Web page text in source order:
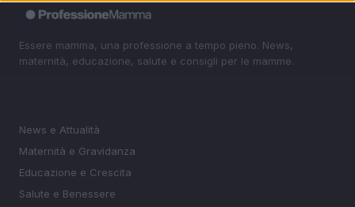
Essere mamma, una professione a tempo pieno. News,
maternità, educazione, salute e consigli per le mamme.
News e Attualità
Maternità e Gravidanza
Educazione e Crescita
Salute e Benessere